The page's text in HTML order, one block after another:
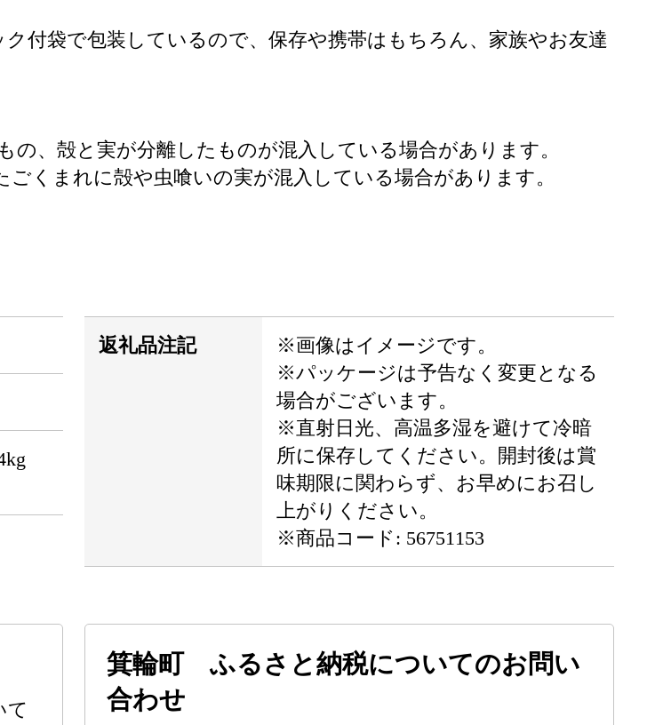
付袋で包装しているので、保存や携帯はもちろん、家族やお友達
、殻と実が分離したものが混入している場合があります。
くまれに殻や虫喰いの実が混入している場合があります。
返礼品注記
※画像はイメージです。
※パッケージは予告なく変更となる
場合がございます。
※直射日光、高温多湿を避けて冷暗
所に保存してください。開封後は賞
味期限に関わらず、お早めにお召し
上がりください。
※商品コード: 56751153
て
箕輪町 ふるさと納税についてのお問い
合わせ